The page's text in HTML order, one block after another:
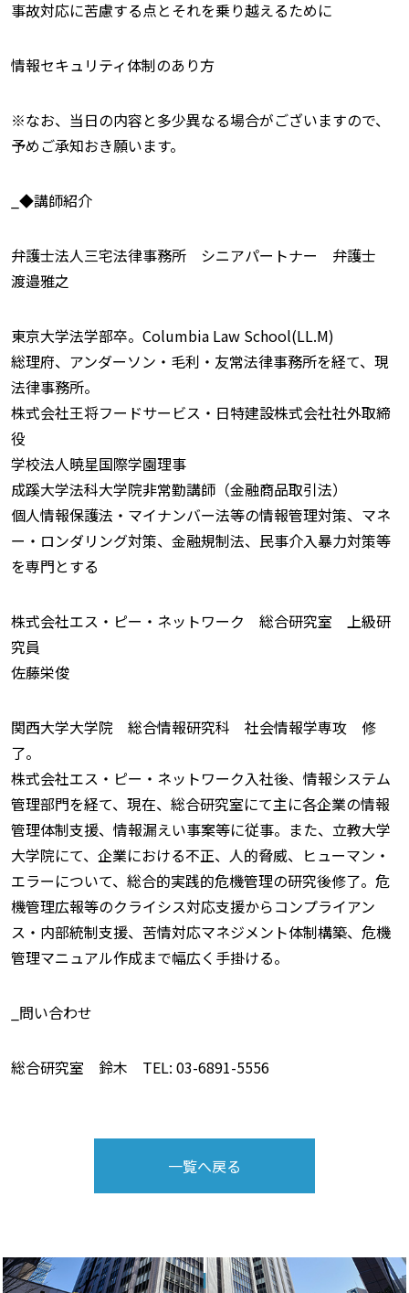
事故対応に苦慮する点とそれを乗り越えるために
情報セキュリティ体制のあり方
※なお、当日の内容と多少異なる場合がございますので、
予めご承知おき願います。
_◆講師紹介
弁護士法人三宅法律事務所 シニアパートナー 弁護士
渡邉雅之
東京大学法学部卒。Columbia Law School(LL.M)
総理府、アンダーソン・毛利・友常法律事務所を経て、現
法律事務所。
株式会社王将フードサービス・日特建設株式会社社外取締
役
学校法人暁星国際学園理事
成蹊大学法科大学院非常勤講師（金融商品取引法）
個人情報保護法・マイナンバー法等の情報管理対策、マネ
ー・ロンダリング対策、金融規制法、民事介入暴力対策等
を専門とする
株式会社エス・ピー・ネットワーク 総合研究室 上級研
究員
佐藤栄俊
関西大学大学院 総合情報研究科 社会情報学専攻 修
了。
株式会社エス・ピー・ネットワーク入社後、情報システム
管理部門を経て、現在、総合研究室にて主に各企業の情報
管理体制支援、情報漏えい事案等に従事。また、立教大学
大学院にて、企業における不正、人的脅威、ヒューマン・
エラーについて、総合的実践的危機管理の研究後修了。危
機管理広報等のクライシス対応支援からコンプライアン
ス・内部統制支援、苦情対応マネジメント体制構築、危機
管理マニュアル作成まで幅広く手掛ける。
_問い合わせ
総合研究室 鈴木 TEL: 03-6891-5556
一覧へ戻る